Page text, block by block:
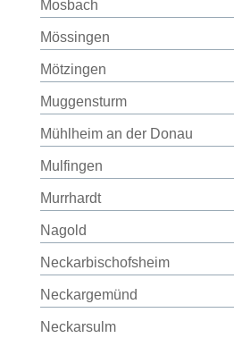
Mosbach
Mössingen
Mötzingen
Muggensturm
Mühlheim an der Donau
Mulfingen
Murrhardt
Nagold
Neckarbischofsheim
Neckargemünd
Neckarsulm